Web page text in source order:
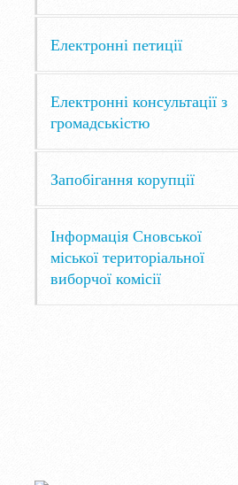
Електронні петиції
Електронні консультації з
громадськістю
Запобігання корупції
Інформація Сновської
міської територіальної
виборчої комісії